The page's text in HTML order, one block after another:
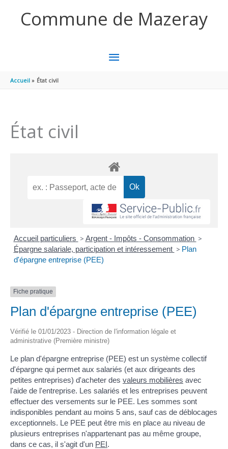
Commune de Mazeray
MENU
Accueil État civil
État civil
Accueil particuliers > Argent - Impôts - Consommation >
Épargne salariale, participation et intéressement > Plan
d'épargne entreprise (PEE)
Fiche pratique
Plan d'épargne entreprise (PEE)
Vérifié le 01/01/2023 - Direction de l'information légale et
administrative (Première ministre)
Le plan d'épargne entreprise (PEE) est un système collectif
d'épargne qui permet aux salariés (et aux dirigeants des
petites entreprises) d'acheter des valeurs mobilières avec
l'aide de l'entreprise. Les salariés et les entreprises peuvent
effectuer des versements sur le PEE. Les sommes sont
indisponibles pendant au moins 5 ans, sauf cas de déblocages
exceptionnels. Le PEE peut être mis en place au niveau de
plusieurs entreprises n'appartenant pas au même groupe,
dans ce cas, il s'agit d'un PEI.